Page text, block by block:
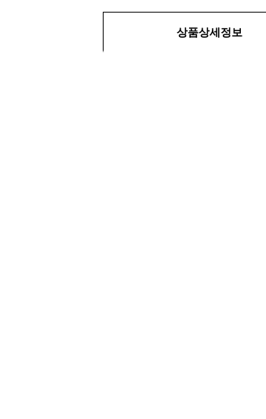
상품상세정보